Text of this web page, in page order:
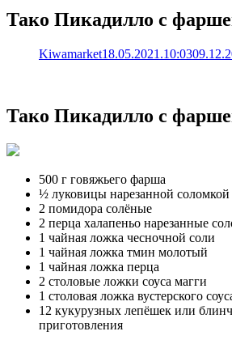
Тако Пикадилло с
Kiwamarket18.05.2021.10:03
Тако Пикадилло с
500 г говяжьего фарша
½ луковицы нарезанной соломкой
2 помидора солёные
2 перца халапеньо нарезанные
1 чайная ложка чесночной соли
1 чайная ложка тмин молотый
1 чайная ложка перца
2 столовые ложки соуса магги
1 столовая ложка вустерского
12 кукурузных лепёшек или
приготовления